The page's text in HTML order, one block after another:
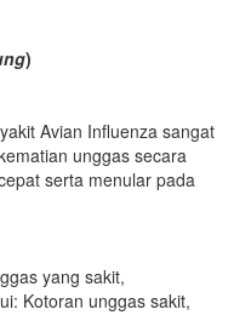
)
Avian Influenza sangat
unggas secara
serta menular pada
yang sakit,
Kotoran unggas sakit,